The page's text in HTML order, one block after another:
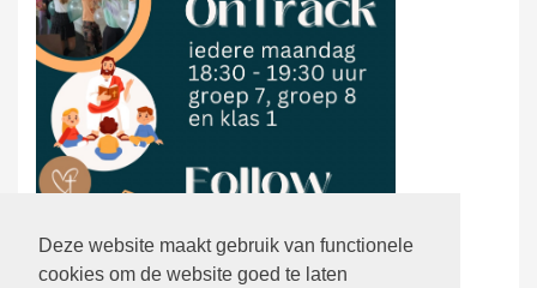
Deze website maakt gebruik van functionele
cookies om de website goed te laten